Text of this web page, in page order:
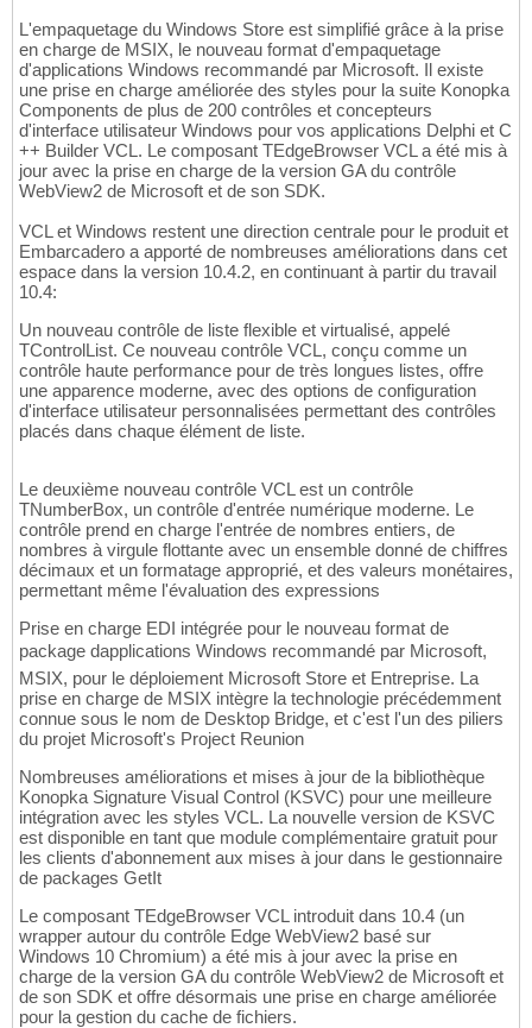
L'empaquetage du Windows Store est simplifié grâce à la prise
en charge de MSIX, le nouveau format d'empaquetage
d'applications Windows recommandé par Microsoft. Il existe
une prise en charge améliorée des styles pour la suite Konopka
Components de plus de 200 contrôles et concepteurs
d'interface utilisateur Windows pour vos applications Delphi et C
++ Builder VCL. Le composant TEdgeBrowser VCL a été mis à
jour avec la prise en charge de la version GA du contrôle
WebView2 de Microsoft et de son SDK.
VCL et Windows restent une direction centrale pour le produit et
Embarcadero a apporté de nombreuses améliorations dans cet
espace dans la version 10.4.2, en continuant à partir du travail
10.4:
Un nouveau contrôle de liste flexible et virtualisé, appelé
TControlList. Ce nouveau contrôle VCL, conçu comme un
contrôle haute performance pour de très longues listes, offre
une apparence moderne, avec des options de configuration
d'interface utilisateur personnalisées permettant des contrôles
placés dans chaque élément de liste.
Le deuxième nouveau contrôle VCL est un contrôle
TNumberBox, un contrôle d'entrée numérique moderne. Le
contrôle prend en charge l'entrée de nombres entiers, de
nombres à virgule flottante avec un ensemble donné de chiffres
décimaux et un formatage approprié, et des valeurs monétaires,
permettant même l'évaluation des expressions
Prise en charge EDI intégrée pour le nouveau format de
package dapplications Windows recommandé par Microsoft,
MSIX, pour le déploiement Microsoft Store et Entreprise. La
prise en charge de MSIX intègre la technologie précédemment
connue sous le nom de Desktop Bridge, et c'est l'un des piliers
du projet Microsoft's Project Reunion
Nombreuses améliorations et mises à jour de la bibliothèque
Konopka Signature Visual Control (KSVC) pour une meilleure
intégration avec les styles VCL. La nouvelle version de KSVC
est disponible en tant que module complémentaire gratuit pour
les clients d'abonnement aux mises à jour dans le gestionnaire
de packages GetIt
Le composant TEdgeBrowser VCL introduit dans 10.4 (un
wrapper autour du contrôle Edge WebView2 basé sur
Windows 10 Chromium) a été mis à jour avec la prise en
charge de la version GA du contrôle WebView2 de Microsoft et
de son SDK et offre désormais une prise en charge améliorée
pour la gestion du cache de fichiers.